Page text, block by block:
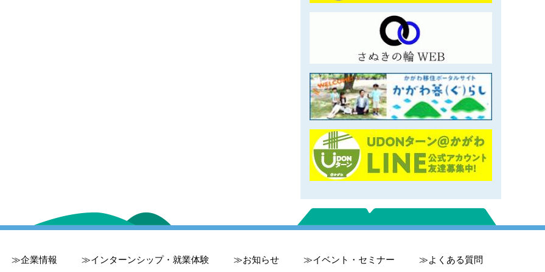
企業情報 インターンシップ・就業体験 お知らせ イベント・セミナー よくある質問